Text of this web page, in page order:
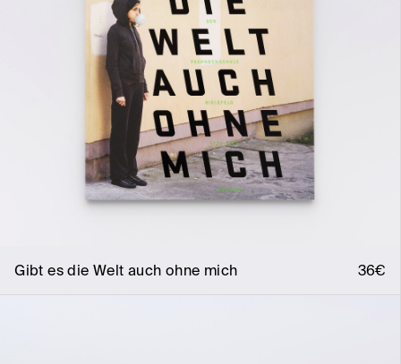
Gibt es die Welt auch ohne mich 36€